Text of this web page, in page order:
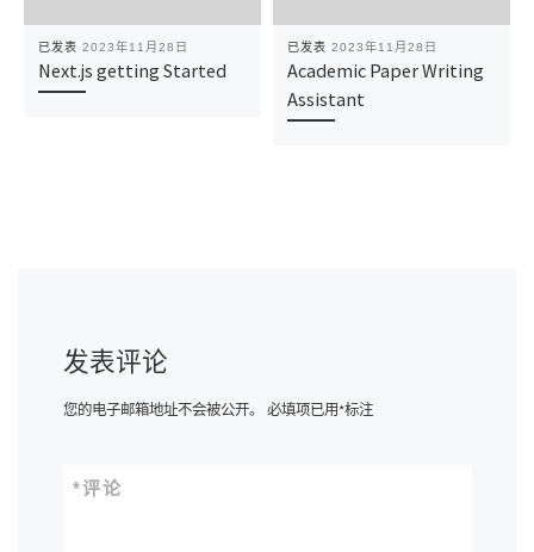
已发表 2023年11月28日
Next.js getting Started
已发表 2023年11月28日
Academic Paper Writing
Assistant
发表评论
您的电子邮箱地址不会被公开。 必填项已用*标注
评论
*